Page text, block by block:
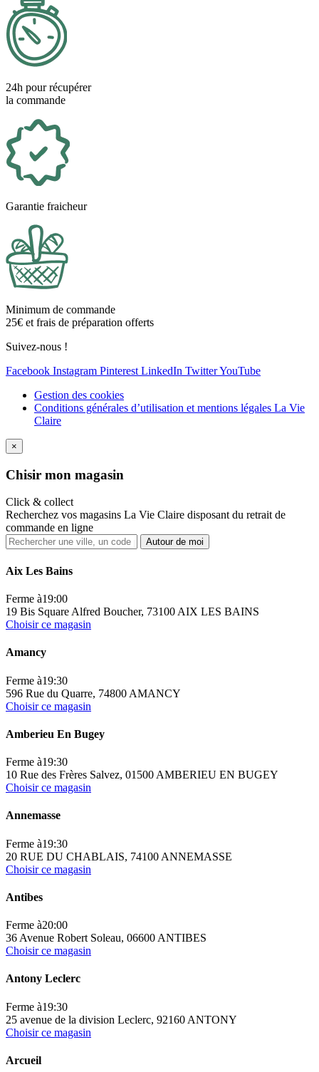
24h pour récupérer
la commande
Garantie fraicheur
Minimum de commande
25€ et frais de préparation offerts
Suivez-nous !
Facebook Instagram Pinterest LinkedIn TwitterYouTube
Gestion des cookies
Conditions générales d’utilisation et mentions légales La Vie
Claire
×
Chisir mon magasin
Click & collect
Recherchez vos magasins La Vie Claire disposant du retrait de
commande en ligne
Autour de moi
Aix Les Bains
Ferme à19:00
19 Bis Square Alfred Boucher, 73100 AIX LES BAINS
Choisir ce magasin
Amancy
Ferme à19:30
596 Rue du Quarre, 74800 AMANCY
Choisir ce magasin
Amberieu En Bugey
Ferme à19:30
10 Rue des Frères Salvez, 01500 AMBERIEU EN BUGEY
Choisir ce magasin
Annemasse
Ferme à19:30
20 RUE DU CHABLAIS, 74100 ANNEMASSE
Choisir ce magasin
Antibes
Ferme à20:00
36 Avenue Robert Soleau, 06600 ANTIBES
Choisir ce magasin
Antony Leclerc
Ferme à19:30
25 avenue de la division Leclerc, 92160 ANTONY
Choisir ce magasin
Arcueil